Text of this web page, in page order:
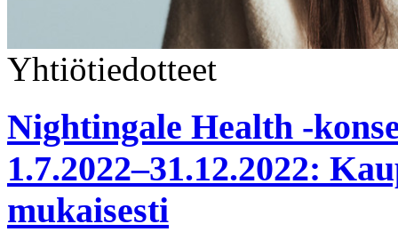
Yhtiötiedotteet
Nightingale Health -
1.7.2022–31.12.2022:
mukaisesti